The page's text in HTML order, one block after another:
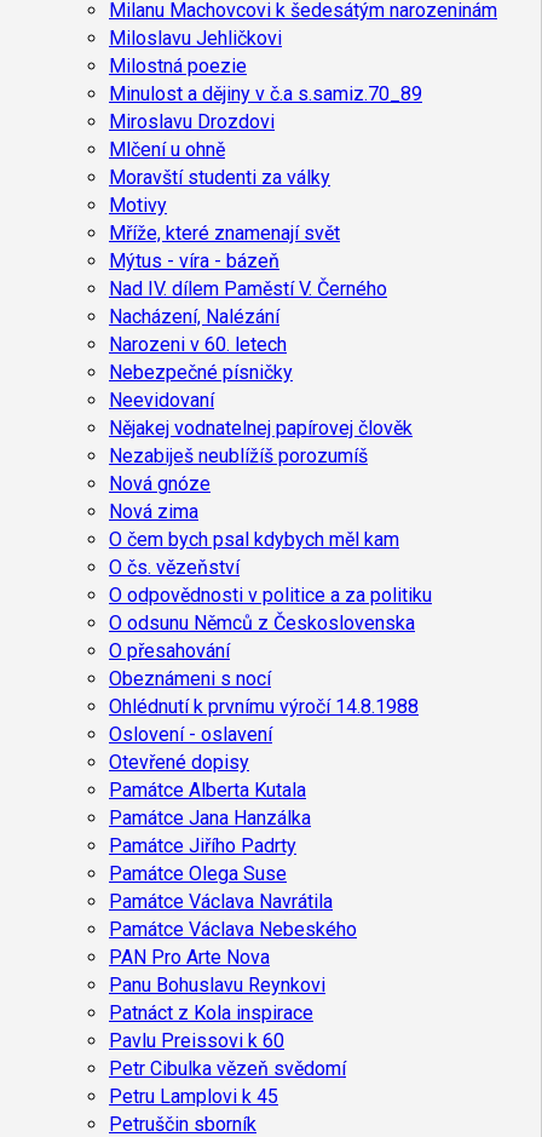
Milanu Machovcovi k šedesátým narozeninám
Miloslavu Jehličkovi
Milostná poezie
Minulost a dějiny v č.a s.samiz.70_89
Miroslavu Drozdovi
Mlčení u ohně
Moravští studenti za války
Motivy
Mříže, které znamenají svět
Mýtus - víra - bázeň
Nad IV. dílem Paměstí V. Černého
Nacházení, Nalézání
Narozeni v 60. letech
Nebezpečné písničky
Neevidovaní
Nějakej vodnatelnej papírovej člověk
Nezabiješ neublížíš porozumíš
Nová gnóze
Nová zima
O čem bych psal kdybych měl kam
O čs. vězeňství
O odpovědnosti v politice a za politiku
O odsunu Němců z Československa
O přesahování
Obeznámeni s nocí
Ohlédnutí k prvnímu výročí 14.8.1988
Oslovení - oslavení
Otevřené dopisy
Památce Alberta Kutala
Památce Jana Hanzálka
Památce Jiřího Padrty
Památce Olega Suse
Památce Václava Navrátila
Památce Václava Nebeského
PAN Pro Arte Nova
Panu Bohuslavu Reynkovi
Patnáct z Kola inspirace
Pavlu Preissovi k 60
Petr Cibulka vězeň svědomí
Petru Lamplovi k 45
Petruščin sborník